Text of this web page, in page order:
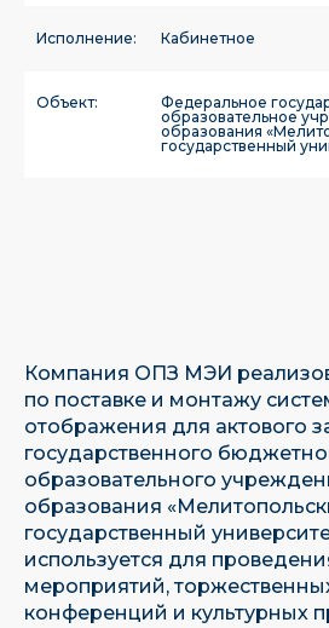
Исполнение: Кабинетное
Объект:
Федеральное
образовательное
образования
государственный
Компания ОПЗ МЭИ
по поставке и монтажу
отображения для актового
государственного
образовательного
образования
государственный
используется для
мероприятий,
конференций и культурных